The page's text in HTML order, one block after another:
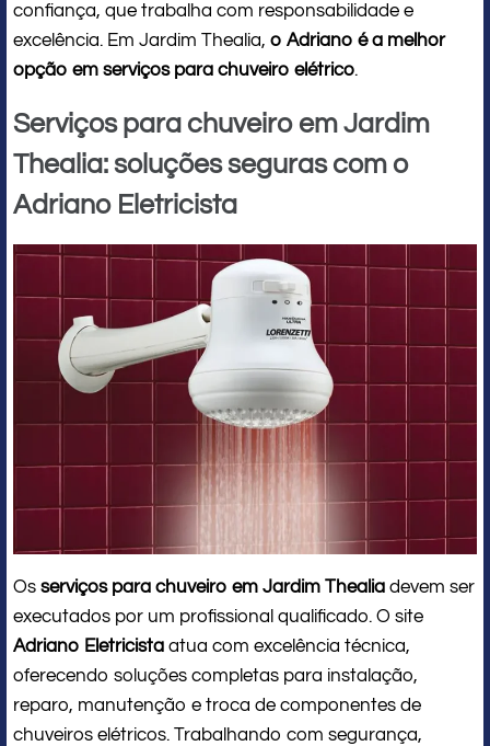
confiança, que trabalha com responsabilidade e
excelência. Em Jardim Thealia, o Adriano é a melhor
opção em serviços para chuveiro elétrico.
Serviços para chuveiro em Jardim
Thealia: soluções seguras com o
Adriano Eletricista
Os serviços para chuveiro em Jardim Thealia devem ser
executados por um profissional qualificado. O site
Adriano Eletricista atua com excelência técnica,
oferecendo soluções completas para instalação,
reparo, manutenção e troca de componentes de
chuveiros elétricos. Trabalhando com segurança,